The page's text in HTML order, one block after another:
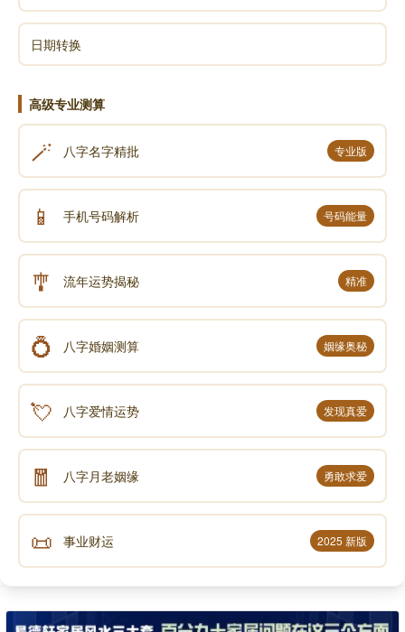
日期转换
高级专业测算
🪄 八字名字精批 专业版
📱 手机号码解析 号码能量
🎐 流年运势揭秘 精准
💍 八字婚姻测算 姻缘奥秘
💘 八字爱情运势 发现真爱
🧧 八字月老姻缘 勇敢求爱
📜 事业财运 2025 新版